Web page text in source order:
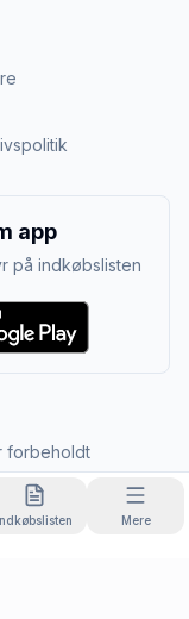
app
på indkøbslisten
forbeholdt
Mere